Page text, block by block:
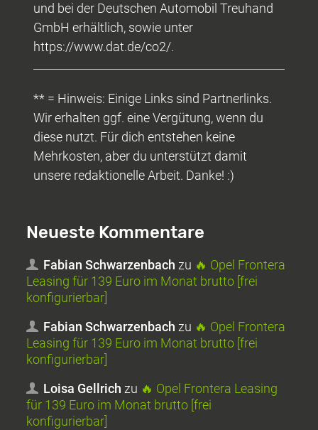
und bei der Deutschen Automobil Treuhand
GmbH erhältlich, sowie unter
https://www.dat.de/co2/.
** = Hinweis: Einige Links sind Partnerlinks.
Wir erhalten ggf. eine Vergütung, wenn du
diese nutzt. Für dich entstehen keine
Mehrkosten, aber du unterstützt damit
unsere redaktionelle Arbeit. Danke! :)
Neueste Kommentare
Fabian Schwarzenbach zu 🔥 Opel Frontera
Leasing für 139 Euro im Monat brutto [frei
konfigurierbar]
Fabian Schwarzenbach zu 🔥 Opel Frontera
Leasing für 139 Euro im Monat brutto [frei
konfigurierbar]
Loisa Gellrich zu 🔥 Opel Frontera Leasing
für 139 Euro im Monat brutto [frei
konfigurierbar]